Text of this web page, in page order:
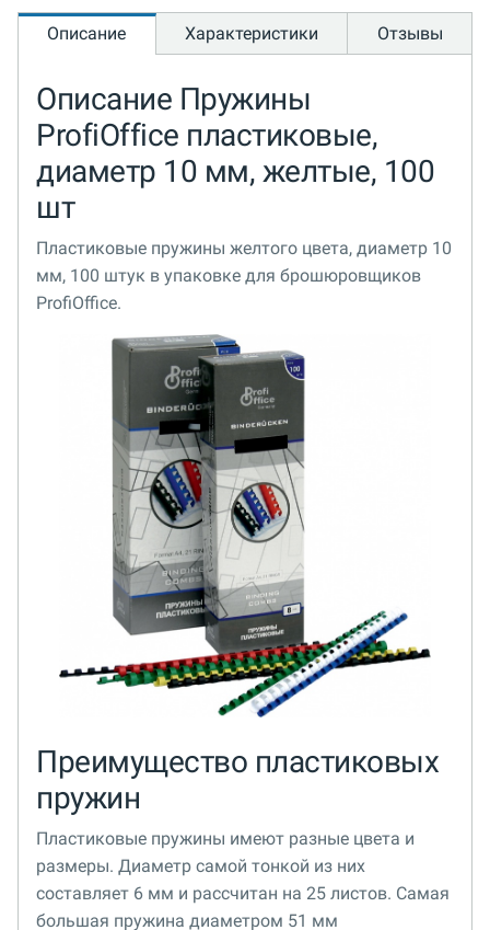
Описание Характеристики Отзывы
Описание Пружины
ProfiOffice пластиковые,
диаметр 10 мм, желтые, 100
шт
Пластиковые пружины желтого цвета, диаметр 10
мм, 100 штук в упаковке для брошюровщиков
ProfiOffice.
Преимущество пластиковых
пружин
Пластиковые пружины имеют разные цвета и
размеры. Диаметр самой тонкой из них
составляет 6 мм и рассчитан на 25 листов. Самая
большая пружина диаметром 51 мм